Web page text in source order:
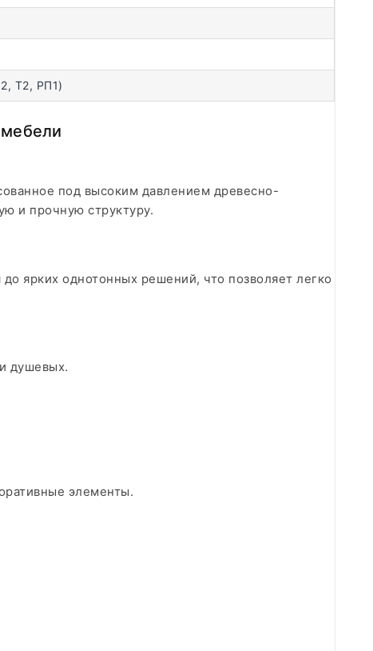
Т2, РП1)
под высоким давлением древесно-
и прочную структуру.
ярких однотонных решений, что позволяет легко
душевых.
элементы.